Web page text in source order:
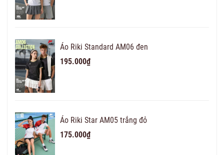
Áo Riki Standard AM06 đen
195.000₫
Áo Riki Star AM05 trắng đỏ
175.000₫